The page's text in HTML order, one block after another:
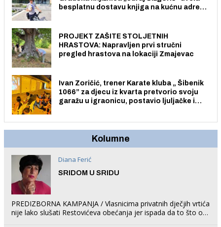
besplatnu dostavu knjiga na kućnu adresu
PROJEKT ZAŠITE STOLJETNIH
HRASTOVA: Napravljen prvi stručni
pregled hrastova na lokaciji Zmajevac
Ivan Zoričić, trener Karate kluba „ Šibenik
1066” za djecu iz kvarta pretvorio svoju
garažu u igraonicu, postavio ljuljačke i
Kolumne
Diana Ferić
SRIDOM U SRIDU
PREDIZBORNA KAMPANJA / Vlasnicima privatnih dječjih vrtića
nije lako slušati Restovićeva obećanja jer ispada da to što oni